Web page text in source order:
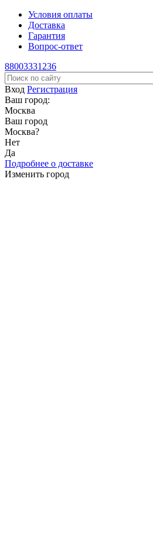
Условия оплаты
Доставка
Гарантия
Вопрос-ответ
88003331236
Вход Регистрация
Ваш город:
Москва
Ваш город
Москва?
Нет
Да
Подробнее о доставке
Изменить город